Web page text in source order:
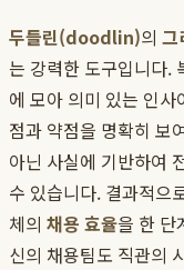
두들린(doodlin)의
는 강력한 도구입니다.
에 모아 의미 있는 인
점과 약점을 명확히 보
아닌 사실에 기반하여
수 있습니다. 결과적으
체의 채용 효율을 한 단
신의 채용팀도 직관의